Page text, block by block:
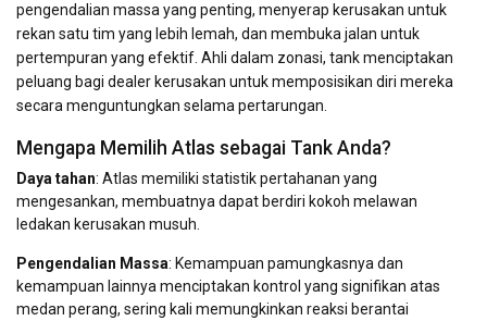
pengendalian massa yang penting, menyerap kerusakan untuk
rekan satu tim yang lebih lemah, dan membuka jalan untuk
pertempuran yang efektif. Ahli dalam zonasi, tank menciptakan
peluang bagi dealer kerusakan untuk memposisikan diri mereka
secara menguntungkan selama pertarungan.
Mengapa Memilih Atlas sebagai Tank Anda?
Daya tahan: Atlas memiliki statistik pertahanan yang
mengesankan, membuatnya dapat berdiri kokoh melawan
ledakan kerusakan musuh.
Pengendalian Massa: Kemampuan pamungkasnya dan
kemampuan lainnya menciptakan kontrol yang signifikan atas
medan perang, sering kali memungkinkan reaksi berantai